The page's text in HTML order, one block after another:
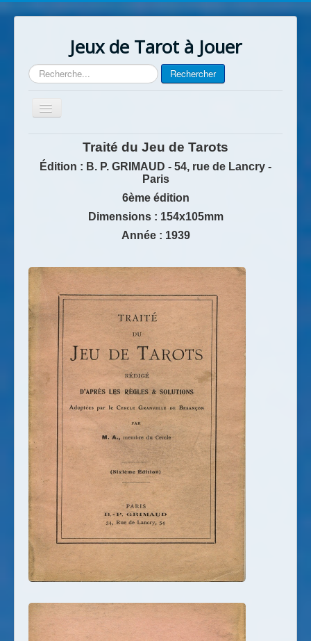
Jeux de Tarot à Jouer
Rechercher Rechercher
Basculer
la
Contact
Traité du Jeu de Tarots
Édition : B. P. GRIMAUD - 54, rue de Lancry -
Paris
6ème édition
Dimensions : 154x105mm
Année : 1939